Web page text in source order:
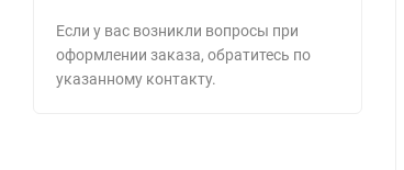
Если у вас возникли вопросы при
оформлении заказа, обратитесь по
указанному контакту.